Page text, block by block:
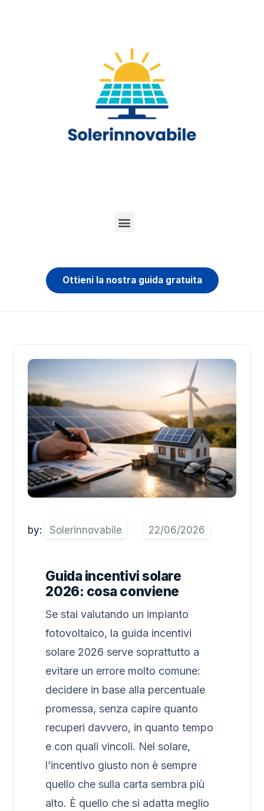
Ottieni la nostra guida gratuita
by: Solerinnovabile
Guida incentivi solare
2026: cosa conviene
Se stai valutando un impianto
fotovoltaico, la guida incentivi
solare 2026 serve soprattutto a
evitare un errore molto comune:
decidere in base alla percentuale
promessa, senza capire quanto
recuperi davvero, in quanto tempo
e con quali vincoli. Nel solare,
l’incentivo giusto non è sempre
quello che sulla carta sembra più
alto. È quello che si adatta meglio